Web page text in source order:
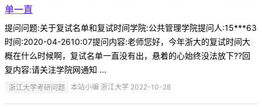
单一直
提问问题:关于复试名单和复试时间学院:公共管理学院提问人:15***63
时间:2020-04-2610:07提问内容:老师您好，今年浙大的复试时间大
概在什么时候啊，复试名单一直没有出，悬着的心始终没法放下??回
复内容:请关注学院网通知 ...
浙江大学考研问题 本站小编 浙江大学 2022-10-28